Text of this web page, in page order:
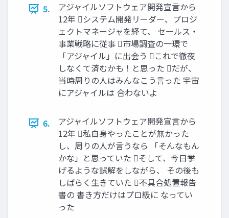
5.
アジャイルソフトウェア開発宣言から
12年 システム開発リーダー、プロジ
ェクトマネージャを経て、 セールス・
事業戦略に従事 市場調査の一環で
「アジャイル」に出会う これで徹夜
しなくて済むかも！と思った だが、
当時周りの人はみんなこう言った 宇宙
にアジャイルは 合わないよ
6.
アジャイルソフトウェア開発宣言から
12年 私自身やったことが無かった
し、周りの人が言うなら 「そんなもん
かな」と思っていた そして、今日挙
げるような誤解をしながら、 その後も
しばらく生きていた 不具合処置報告
書の 書き方だけはプロ級に なってい
った